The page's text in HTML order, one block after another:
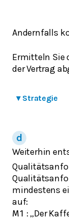
Andernfalls
Ermitteln Sie
der Vertrag
▾ Strategie
Weiterhin
mindestens
auf:
M1 : „Der